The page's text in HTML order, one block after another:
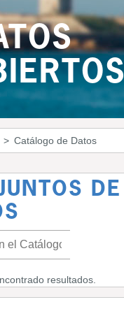
Catálogo de Datos
DE
resultados.